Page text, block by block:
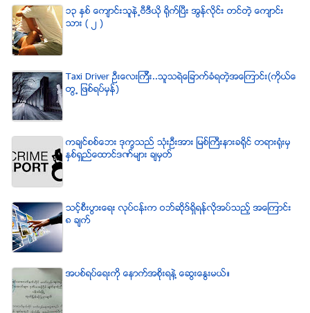
၁၃ ႏွစ္ ေက်ာင္းသူနဲ႕ဗီဒီယို ရိုက္ျပီး အြန္လိုင္း တင္တဲ့ ေက်ာင္း
သား ( ၂ )
Taxi Driver ဦးေလးၾကီး..သူသရဲေျခာက္ခံရတဲ့အေၾကာင္း(ကိုယ္ေ
တြ႕ ျဖစ္ရပ္မွန္)
ကခ်င္စစ္ေဘး ဒုကၡသည္ သံုးဦးအား ျမစ္ႀကီးနားခရိုင္ တရားရံုးမွ
ႏွစ္ရွည္ေထာင္ဒဏ္မ်ား ခ်မွတ္
သင့္စီးပြားေရး လုပ္ငန္းက ဝဘ္ဆိုဒ္ရွိရန္လိုအပ္သည့္ အေၾကာင္း
၈ ခ်က္
အပစ္ရပ္ေရးကို ေနာက္အစိုးရနဲ႔ ေဆြးေႏြးမယ္။